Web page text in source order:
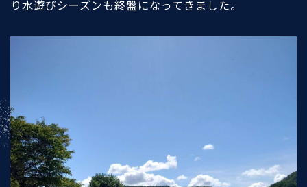
り水遊びシーズンも終盤になってきました。